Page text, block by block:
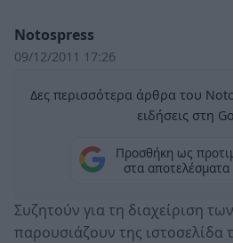
Notospress
09/12/2011 17:26
Δες περισσότερα άρθρα του
ειδήσεις στη
Προσθήκη ως
στα
Συζητούν για τη διαχείριση
παρουσιάζουν της ιστοσελίδα